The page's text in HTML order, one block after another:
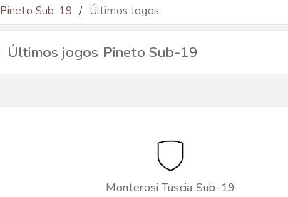
Pineto Sub-19 Últimos Jogos
Últimos jogos Pineto Sub-19
Monterosi Tuscia Sub-19